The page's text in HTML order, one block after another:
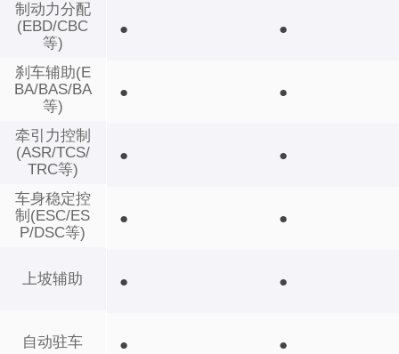
制动力分配
(EBD/CBC
等)
刹车辅助(E
BA/BAS/BA
等)
牵引力控制
(ASR/TCS/
TRC等)
车身稳定控
制(ESC/ES
P/DSC等)
上坡辅助
自动驻车
● ●
● ●
● ●
● ●
● ●
● ●